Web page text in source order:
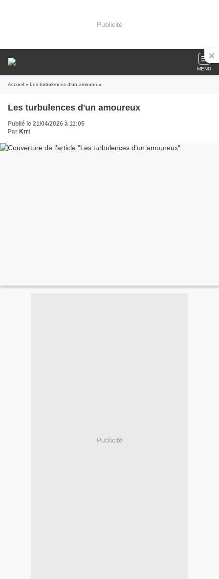
Publicité
MENU
Accueil » Les turbulences d'un amoureux
Les turbulences d'un amoureux
Publié le 21/04/2026 à 11:05
Par Krri
Publicité